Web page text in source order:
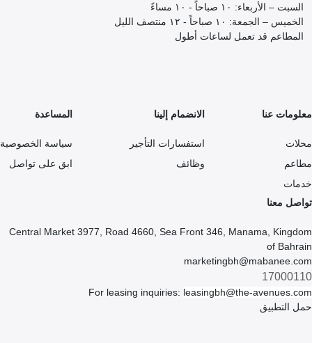
السبت – الأربعاء: ١٠ صباحاً - ١٠ مساءً
الخميس – الجمعة: ١٠ صباحاً - ١٢ منتصف الليل
المطاعم قد تعمل لساعات أطول
معلومات عنا
محلات
مطاعم
خدمات
الانضمام إلينا
استفسارات التأجير
وظائف
المساعدة
سياسة الخصوصية
ابق على تواصل
تواصل معنا
Central Market 3977, Road 4660, Sea Front 346, Manama, Kingdom
of Bahrain
marketingbh@mabanee.com
17000110
For leasing inquiries: leasingbh@the-avenues.com
حمل التطبيق